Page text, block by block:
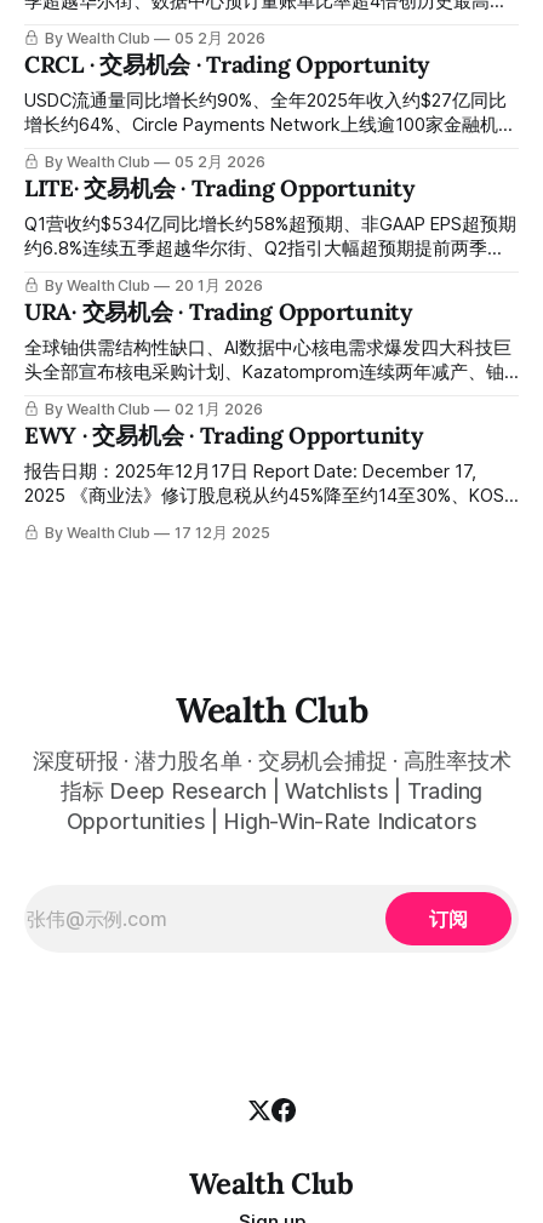
的中长线错杀建仓时刻，今天正式开启 Two weeks after the
strongest quarterly earnings report in history, the stock
price is still hovering around the $256 range — Q1 revenue
of about $143.
1.6T收发器大规模量产启动、Q3指引超预期——DeepSeek引
发AI算力需求恐慌、股价盘后暴跌约18.6%至约$179：全球AI
数据中心光学互联最不可或缺的基础设施供应商被情绪性错
杀，今天是最关键的建仓窗口 Q2 revenue of about $1.69
billion beat expectations, non-GAAP EPS beat expectations
consecutive quarters, the data center book-to-
By Wealth Club 05 2月 2026
CRCL · 交易机会 · Trading Opportunity
USDC流通量同比增长约90%、全年2025年收入约$27亿同比
增长约64%、Circle Payments Network上线逾100家金融机构
进入管线、GENIUS Act正式成为法律、Interop Labs收购完成
跨链卡位——从IPO高点约$250跌至今天约$51，跌幅约八
成，市场用加密熊市情绪折价出售了一家监管护城河最深、AI
支付卡位最清晰的数字美元基础设施公司：USDC的网络效应
没有减弱、机构采购没有停止、Arc主网预计2026年内上线
离的错杀建仓窗口 USDC circulation grew about 90% year-
over-year, full-year 2025 revenue was about $2.7 billion up
about 64% year-over-year, Circle Payments Network
launched with more
By Wealth Club 05 2月 2026
LITE· 交易机会 · Trading Opportunity
Q1营收约$534亿同比增长约58%超预期、非GAAP EPS超预期
约6.8%连续五季超越华尔街、Q2指引大幅超预期提前两季突
破约$6亿里程碑、供需失衡持续恶化需求超供给缺口扩大、
OCS积压建立中信心每天增强、CPO设计胜利获得尚未贡献营
收——Q1财报后股价从约$188回升至约$330、三引擎尚未同
步点火、Q2财报两周后即将公布：全球AI光学基础设施最被低
估的三轨道平台，今天是参与这轮上涨行情最关键的建仓窗口
over-year and beat expectations, non-GAAP EPS beat
expectations by about 6.8% and exceeded Wall Street
estimates for
By Wealth Club 20 1月 2026
URA· 交易机会 · Trading Opportunity
全球铀供需结构性缺口、AI数据中心核电需求爆发四大科技巨
头全部宣布核电采购计划、Kazatomprom连续两年减产、铀
长期合约价约$86/磅持续走高、ADVANCE Act加速SMR审批
——当前股价约$44，URA是参与核能复兴最完整的单一ETF
工具：持仓覆盖Cameco约24%（全球最大上市铀矿商）、
Constellation Energy（三里岛重启）、NuScale与Oklo（SMR
开发商），单一ETF捕捉铀价上涨、SMR政策落地与核电运营
资本开支落地阶段的结构性布局窗口 A structural global
By Wealth Club 02 1月 2026
EWY · 交易机会 · Trading Opportunity
报告日期：2025年12月17日 Report Date: December 17,
2025 《商业法》修订股息税从约45%降至约14至30%、KOSPI
首破约5500点创历史新高、SK Hynix HBM3E全年产能已售
罄、外国资本净流入同比翻倍、国民年金增加国内股市配置
breaks approximately 5,500 for the first time in
By Wealth Club 17 12月 2025
Wealth Club
深度研报 · 潜力股名单 · 交易机会捕捉 · 高胜率技术
指标 Deep Research | Watchlists | Trading
Opportunities | High-Win-Rate Indicators
订阅
Wealth Club